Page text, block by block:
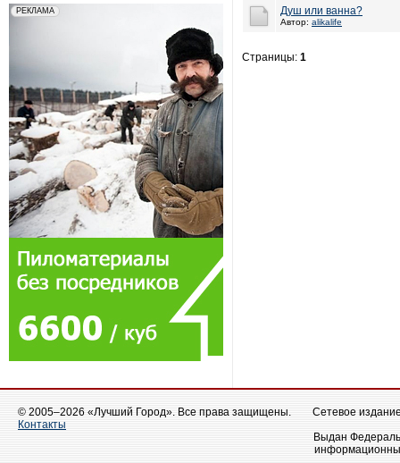
Душ или ванна?
Автор: alikalife
Страницы: 1
© 2005–2026 «Лучший Город». Все права защищены.
Контакты
Сетевое
Выдан